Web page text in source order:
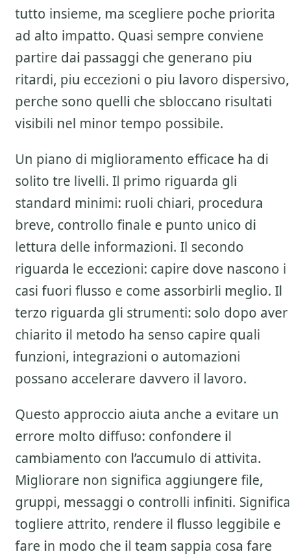
tutto insieme, ma scegliere poche priorita
ad alto impatto. Quasi sempre conviene
partire dai passaggi che generano piu
ritardi, piu eccezioni o piu lavoro dispersivo,
perche sono quelli che sbloccano risultati
visibili nel minor tempo possibile.
Un piano di miglioramento efficace ha di
solito tre livelli. Il primo riguarda gli
standard minimi: ruoli chiari, procedura
breve, controllo finale e punto unico di
lettura delle informazioni. Il secondo
riguarda le eccezioni: capire dove nascono i
casi fuori flusso e come assorbirli meglio. Il
terzo riguarda gli strumenti: solo dopo aver
chiarito il metodo ha senso capire quali
funzioni, integrazioni o automazioni
possano accelerare davvero il lavoro.
Questo approccio aiuta anche a evitare un
errore molto diffuso: confondere il
cambiamento con l’accumulo di attivita.
Migliorare non significa aggiungere file,
gruppi, messaggi o controlli infiniti. Significa
togliere attrito, rendere il flusso leggibile e
fare in modo che il team sappia cosa fare